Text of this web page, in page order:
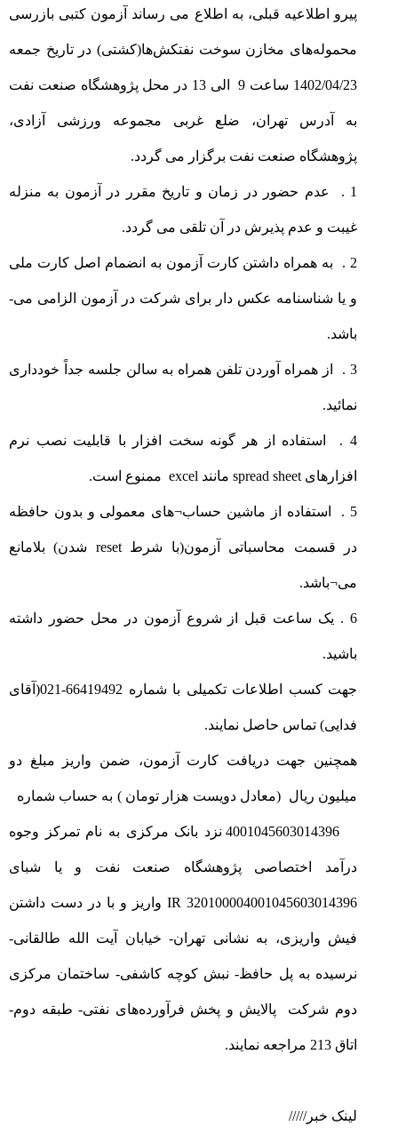
پیرو اطلاعیه قبلی‌، به اطلاع می رساند آزمون کتبی بازرسی
محموله‌های مخازن سوخت نفتکش‌ها(کشتی) در تاریخ جمعه
1402/04/23 ساعت 9 الی 13 در محل پژوهشگاه صنعت نفت
به آدرس تهران، ضلع غربی مجموعه ورزشی آزادی،
پژوهشگاه صنعت نفت برگزار می گردد.
1 . عدم حضور در زمان و تاریخ مقرر در آزمون به منزله
غیبت و عدم پذیرش در آن تلقی می گردد.
2 . به همراه داشتن کارت آزمون به انضمام اصل کارت ملی
و یا شناسنامه عکس دار برای شرکت در آزمون الزامی می-
باشد.
3 . از همراه آوردن تلفن همراه به سالن جلسه جداً خودداری
نمائید.
4 . استفاده از هر گونه سخت افزار با قابلیت نصب نرم
افزارهای spread sheet مانند excel ممنوع است.
5 . استفاده از ماشین حساب¬های معمولی و بدون حافظه
در قسمت محاسباتی آزمون(با شرط reset شدن) بلامانع
می¬باشد.
6 . یک ساعت قبل از شروع آزمون در محل حضور داشته
باشید.
جهت کسب اطلاعات تکمیلی با شماره 66419492-021(آقای
فدایی) تماس حاصل نمایند.
همچنین جهت دریافت کارت آزمون، ضمن واریز مبلغ دو
میلیون ریال (معادل دویست هزار تومان ) به حساب شماره
4001045603014396 نزد بانک مرکزی به نام تمرکز وجوه
درآمد اختصاصی پژوهشگاه صنعت نفت و یا شبای
320100004001045603014396 IR واریز و با در دست داشتن
فیش واریزی، به نشانی تهران- خیابان آیت الله طالقانی-
نرسیده به پل حافظ- نبش کوچه کاشفی- ساختمان مرکزی
دوم شرکت پالایش و پخش فرآورده‌های نفتی- طبقه دوم-
اتاق 213 مراجعه نمایند.
لینک خبر/////